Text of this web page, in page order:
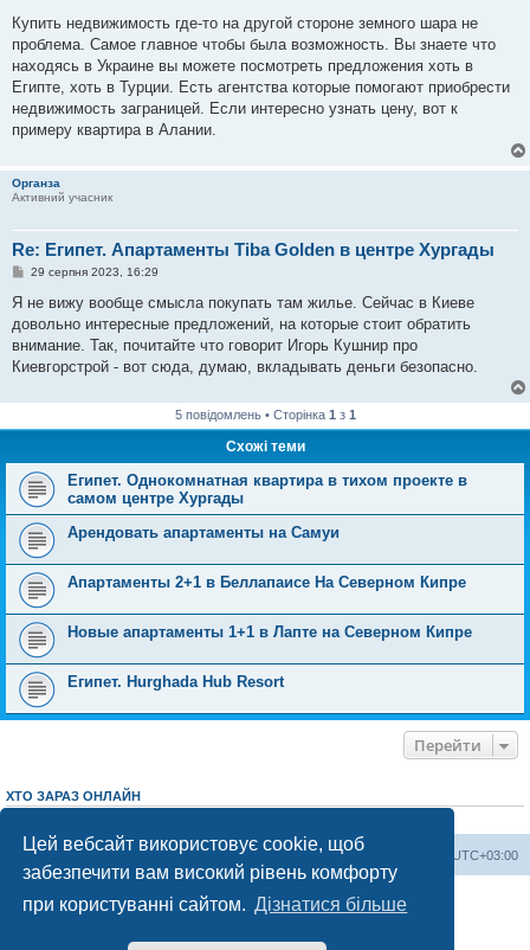
Цей вебсайт використовує cookie, щоб
забезпечити вам високий рівень комфорту
при користуванні сайтом. Дізнатися більше
н
я
Купить недвижимость где-то на другой стороне земного шара не
проблема. Самое главное чтобы была возможность. Вы знаете что
находясь в Украине вы можете посмотреть предложения хоть в
Египте, хоть в Турции. Есть агентства которые помогают приобрести
недвижимость заграницей. Если интересно узнать цену, вот к
примеру квартира в Алании.
Органза
Активний учасник
Re: Египет. Апартаменты Tiba Golden в центре Хургады
П
в
д
о
л
я
29 серпня 2023, 16:29
Я не вижу вообще смысла покупать там жилье. Сейчас в Киеве
довольно интересные предложений, на которые стоит обратить
внимание. Так, почитайте что говорит Игорь Кушнир про
Киевгорстрой - вот сюда, думаю, вкладывать деньги безопасно.
5 повідомлень • Сторінка 1з 1
Схожі теми
Египет. Однокомнатная квартира в тихом проекте в
самом центре Хургады
Арендовать апартаменты на Самуи
Апартаменты 2+1 в Беллапаисе На Северном Кипре
Новые апартаменты 1+1 в Лапте на Северном Кипре
Египет. Hurghada Hub Resort
Перейти
ХТО ЗАРАЗ ОНЛАЙН
Херсонський форум UTC+03:00
Команда
Працює на phpBB® Forum Software © phpBB Limited
Конфіденційність